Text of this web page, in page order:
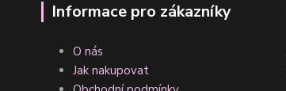
Informace pro zákazníky
O nás
Jak nakupovat